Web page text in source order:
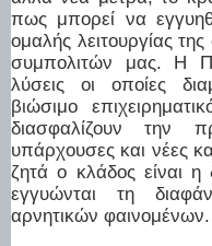
πως μπορεί να
ομαλής λειτουργίας
συμπολιτών μας. Η
λύσεις οι οποίες
βιώσιμο
διασφαλίζουν την
υπάρχουσες και νέες
ζητά ο κλάδος είναι
εγγυώνται τη
αρνητικών